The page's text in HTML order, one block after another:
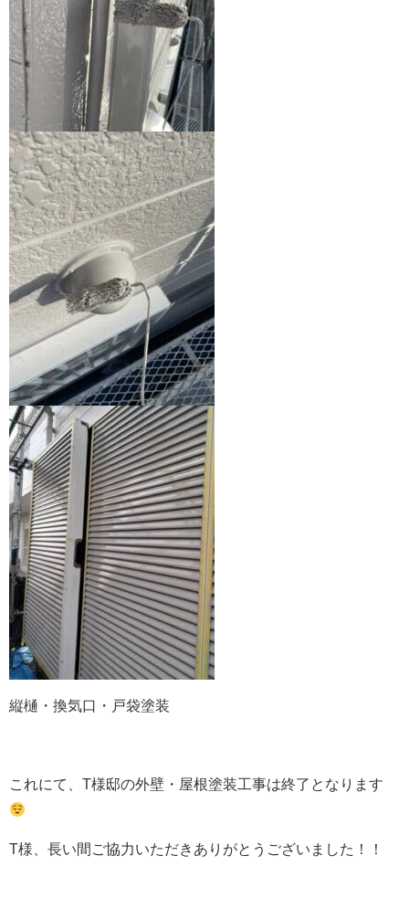
縦樋・換気口・戸袋塗装
これにて、T様邸の外壁・屋根塗装工事は終了となります
T様、長い間ご協力いただきありがとうございました！！